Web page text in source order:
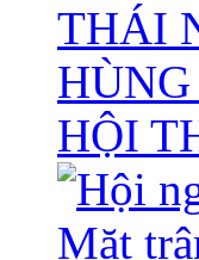
THÁI
HỘI